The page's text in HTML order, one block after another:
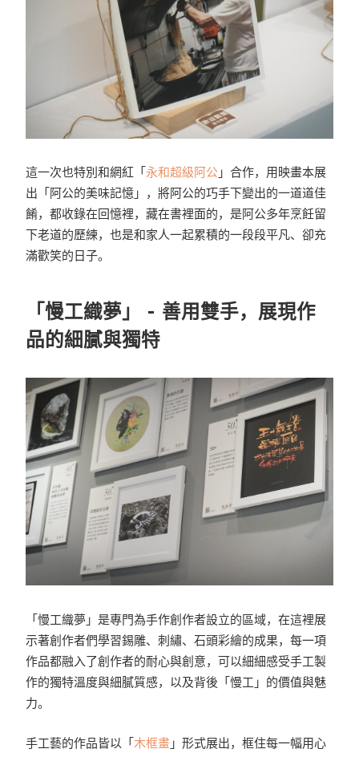
這一次也特別和網紅「 永和超級阿公 」合作，用映畫本展
出「阿公的美味記憶」，將阿公的巧手下變出的一道道佳
餚，都收錄在回憶裡，藏在書裡面的，是阿公多年烹飪留
下老道的歷練，也是和家人一起累積的一段段平凡、卻充
滿歡笑的日子。
「慢工織夢」 - 善用雙手，展現作
品的細膩與獨特
「慢工織夢」是專門為手作創作者設立的區域，在這裡展
示著創作者們學習錫雕、刺繡、石頭彩繪的成果，每一項
作品都融入了創作者的耐心與創意，可以細細感受手工製
作的獨特溫度與細膩質感，以及背後「慢工」的價值與魅
力。
手工藝的作品皆以「 木框畫 」形式展出，框住每一幅用心